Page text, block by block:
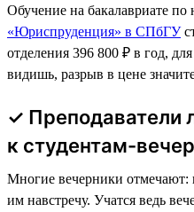
Обучение на бакалавриате
«Юриспруденция» в СПбГУ
отделения 396 800 ₽ в год,
видишь, разрыв в цене
✓ Преподаватели
к студентам-
Многие вечерники отмечают:
им навстречу. Учатся ведь